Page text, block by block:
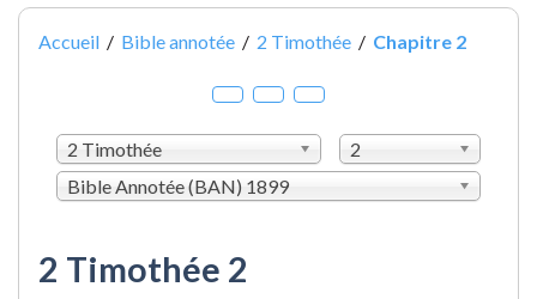
Accueil / Bible annotée / 2 Timothée / Chapitre 2
2 Timothée
2
Bible Annotée (BAN) 1899
2 Timothée 2